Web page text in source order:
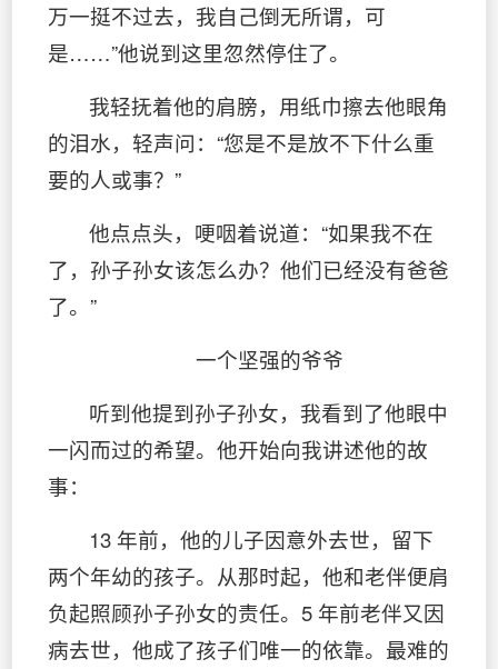
万一挺不过去，我自己倒无所谓，可
是……”他说到这里忽然停住了。
我轻抚着他的肩膀，用纸巾擦去他眼角
的泪水，轻声问：“您是不是放不下什么重
要的人或事？”
他点点头，哽咽着说道：“如果我不在
了，孙子孙女该怎么办？他们已经没有爸爸
了。”
一个坚强的爷爷
听到他提到孙子孙女，我看到了他眼中
一闪而过的希望。他开始向我讲述他的故
事：
13 年前，他的儿子因意外去世，留下
两个年幼的孩子。从那时起，他和老伴便肩
负起照顾孙子孙女的责任。5 年前老伴又因
病去世，他成了孩子们唯一的依靠。最难的